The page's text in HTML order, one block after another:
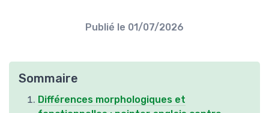
Publié le 01/07/2026
Sommaire
Différences morphologiques et